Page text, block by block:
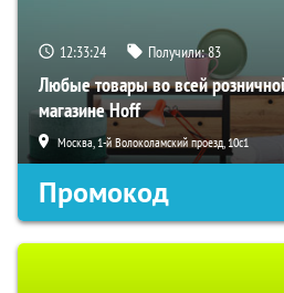
12:33:23 Получили:83
Любые товары во всей
магазине Hoff
Москва, 1-й Волоколамский проезд, 10с1
Промокод